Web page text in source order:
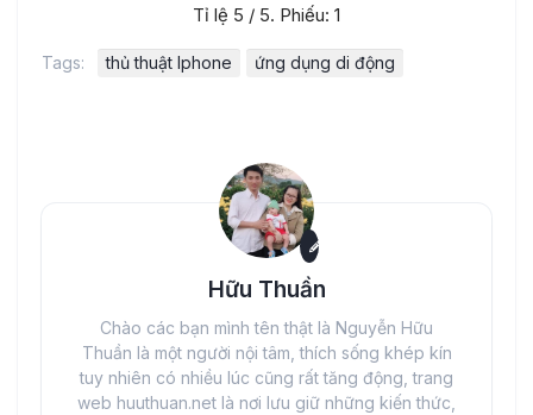
Tỉ lệ 5 / 5. Phiếu: 1
Tags: thủ thuật Iphone ứng dụng di động
Hữu Thuần
Chào các bạn mình tên thật là Nguyễn Hữu
Thuần là một người nội tâm, thích sống khép kín
tuy nhiên có nhiều lúc cũng rất tăng động, trang
web huuthuan.net là nơi lưu giữ những kiến thức,